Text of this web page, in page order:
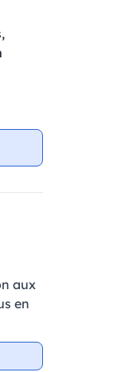
aux
en